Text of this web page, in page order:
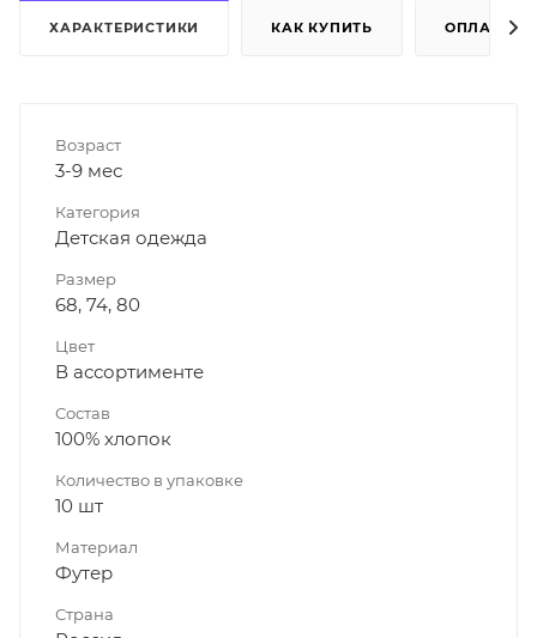
ХАРАКТЕРИСТИКИ КАК КУПИТЬ ОПЛАТА
Возраст
3-9 мес
Категория
Детская одежда
Размер
68, 74, 80
Цвет
В ассортименте
Состав
100% хлопок
Количество в упаковке
10 шт
Материал
Футер
Страна